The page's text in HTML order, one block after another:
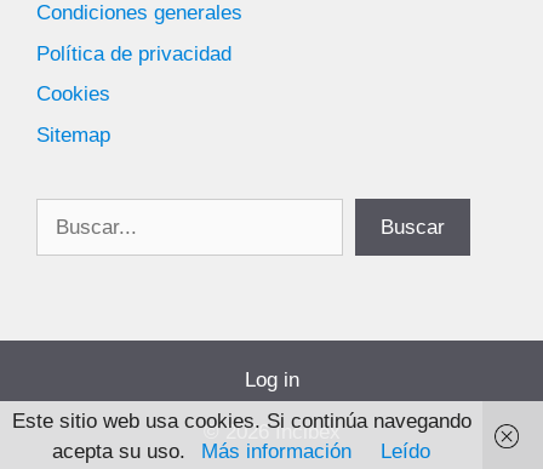
Condiciones generales
Política de privacidad
Cookies
Sitemap
Buscar
Log in
© 2026 Incibex
Este sitio web usa cookies. Si continúa navegando
acepta su uso.
Más información Leído